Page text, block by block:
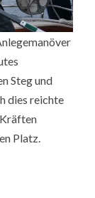
Steg und
dies reichte
Platz.